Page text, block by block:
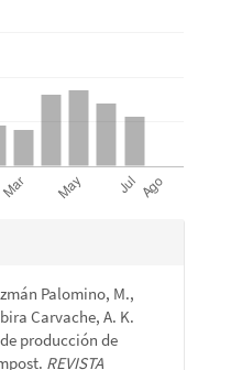
Palomino, M.,
Carvache, A. K.
producción de
REVISTA